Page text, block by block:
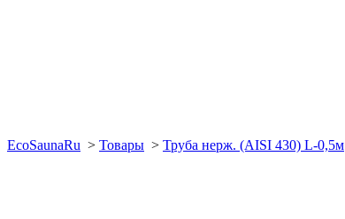
EcoSaunaRu > Товары > Труба нерж. (AISI 430) L-0,5м